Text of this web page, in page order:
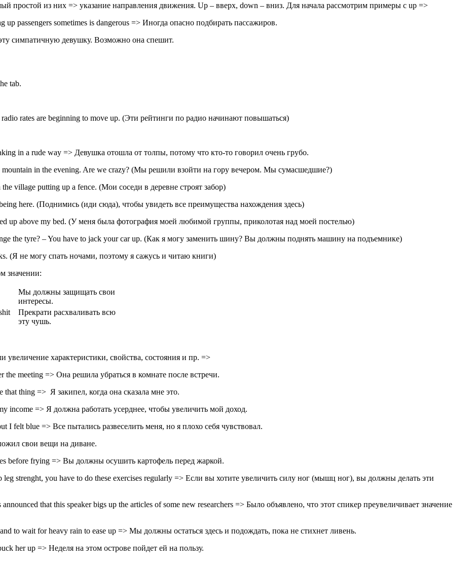
простой из них => указание направления движения. Up – вверх, down – вниз. Для начала рассмотрим примеры с up =>
passengers sometimes is dangerous => Иногда опасно подбирать пассажиров.
симпатичную девушку. Возможно она спешит.
tab.
rates are beginning to move up. (Эти рейтинги по радио начинают повышаться)
in a rude way => Девушка отошла от толпы, потому что кто-то говорил очень грубо.
in the evening. Are we crazy? (Мы решили взойти на гору вечером. Мы сумасшедшие?)
village putting up a fence. (Мои соседи в деревне строят забор)
here. (Поднимись (иди сюда), чтобы увидеть все преимущества нахождения здесь)
up above my bed. (У меня была фотография моей любимой группы, приколотая над моей постелью)
the tyre? – You have to jack your car up. (Как я могу заменить шину? Вы должны поднять машину на подъемнике)
(Я не могу спать ночами, поэтому я сажусь и читаю книги)
значении:
Мы должны защищать свои
интересы.
Прекрати расхваливать всю
эту чушь.
характеристики, свойства, состояния и пр. =>
meeting => Она решила убраться в комнате после встречи.
that thing => Я закипел, когда она сказала мне это.
income => Я должна работать усерднее, чтобы увеличить мой доход.
I felt blue => Все пытались развеселить меня, но я плохо себя чувствовал.
свои вещи на диване.
before frying => Вы должны осушить картофель перед жаркой.
leg strenght, you have to do these exercises regularly => Если вы хотите увеличить силу ног (мышц ног), вы должны делать эти
that this speaker bigs up the articles of some new researchers => Было объявлено, что этот спикер преувеличивает значение
to wait for heavy rain to ease up => Мы должны остаться здесь и подождать, пока не стихнет ливень.
her up => Неделя на этом острове пойдет ей на пользу.